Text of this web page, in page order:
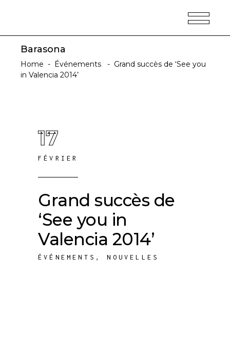
Barasona
Home - Événements - Grand succès de ‘See you
in Valencia 2014’
17
FÉVRIER
Grand succès de
‘See you in
Valencia 2014’
ÉVÉNEMENTS ,NOUVELLES